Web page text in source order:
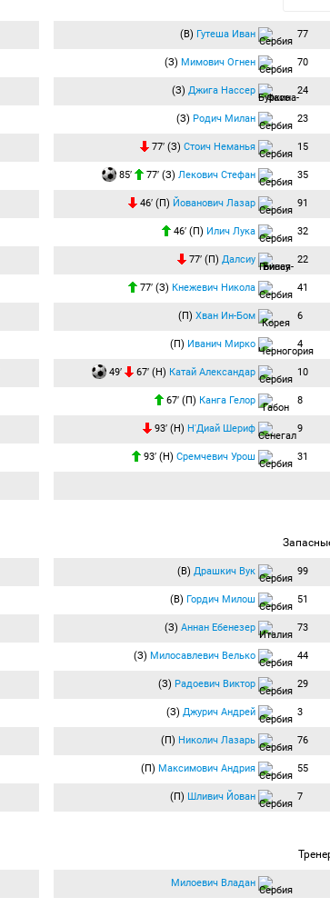
(В) Гутеша Иван 77
(З) Мимович Огнен 70
(З) Джига Нассер 24
(З) Родич Милан 23
77′ (З) Стоич Неманья 15
85′ 77′ (З) Лекович Стефан 35
46′ (П) Йованович Лазар 91
46′ (П) Илич Лука 32
77′ (П) Далсиу 22
77′ (З) Кнежевич Никола 41
(П) Хван Ин-Бом 6
(П) Иванич Мирко 4
49′ 67′ (Н) Катай Александар 10
67′ (П) Канга Гелор 8
93′ (Н) Н'Диай Шериф 9
93′ (Н) Сремчевич Урош 31
(В) Драшкич Вук 99
(В) Гордич Милош 51
(З) Аннан Ебенезер 73
(З) Милосавлевич Велько 44
(З) Радоевич Виктор 29
(З) Джурич Андрей 3
(П) Николич Лазарь 76
(П) Максимович Андрия 55
(П) Шливич Йован 7
Милоевич Владан